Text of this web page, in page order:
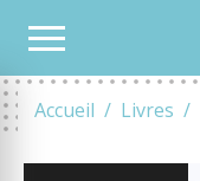
Accueil Livres
NOTRE CATALOGUE